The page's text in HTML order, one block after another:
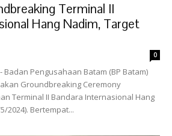
Terminal II
Hang Nadim, Target
0
Badan Pengusahaan Batam (BP Batam)
Groundbreaking Ceremony
Terminal II Bandara Internasional Hang
2024). Bertempat...